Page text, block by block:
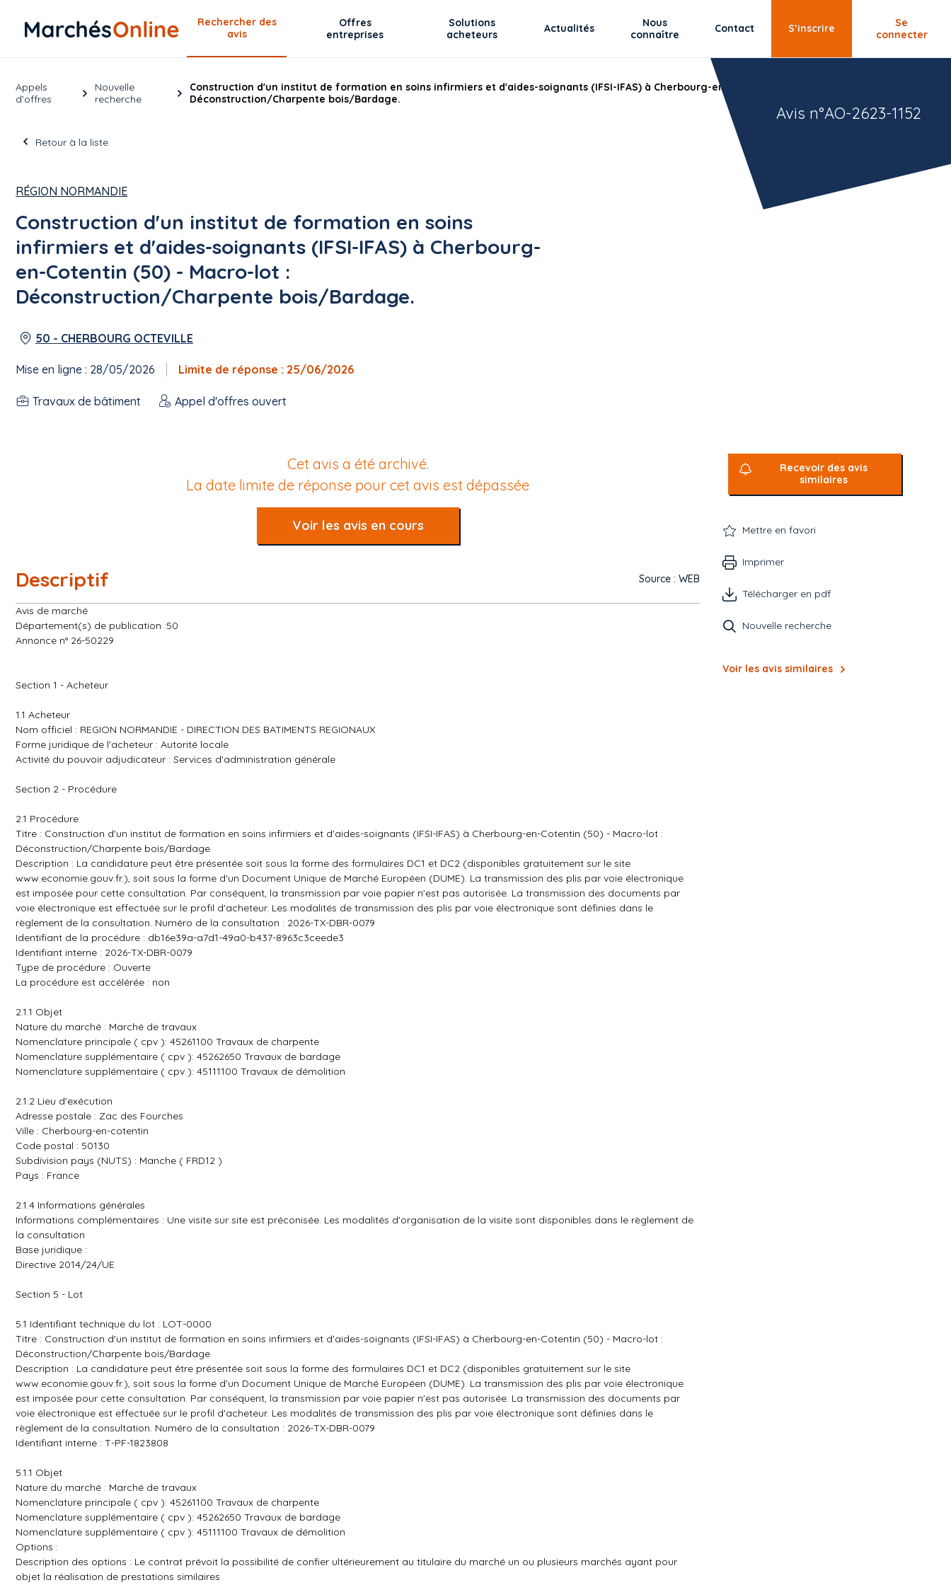
Rechercher des
avis
Offres
entreprises
Solutions
acheteurs
Actualités
Nous
connaître
Contact S’inscrire
Se
connecter
Appels
d’offres
Nouvelle
recherche
Construction d'un institut de formation en soins infirmiers et d'aides-soignants (IFSI-IFAS) à Cherbourg-en-Cotentin (50) - Macro-lot :
Déconstruction/Charpente bois/Bardage.
Retour à la liste
RÉGION NORMANDIE
Construction d'un institut de formation en soins
infirmiers et d'aides-soignants (IFSI-IFAS) à Cherbourg-
en-Cotentin (50) - Macro-lot :
Déconstruction/Charpente bois/Bardage.
50 - CHERBOURG OCTEVILLE
Mise en ligne : 28/05/2026 Limite de réponse : 25/06/2026
Travaux de bâtiment Appel d'offres ouvert
Avis n°AO-2623-1152
Cet avis a été archivé.
La date limite de réponse pour cet avis est dépassée
Voir les avis en cours
Descriptif Source : WEB
Avis de marché
Département(s) de publication :50
Annonce n° 26-50229
Section 1 - Acheteur
1.1 Acheteur
Nom officiel : REGION NORMANDIE - DIRECTION DES BATIMENTS REGIONAUX
Forme juridique de l'acheteur : Autorité locale
Activité du pouvoir adjudicateur : Services d'administration générale
Section 2 - Procédure
2.1 Procédure
Titre : Construction d'un institut de formation en soins infirmiers et d'aides-soignants (IFSI-IFAS) à Cherbourg-en-Cotentin (50) - Macro-lot :
Déconstruction/Charpente bois/Bardage
Description : La candidature peut être présentée soit sous la forme des formulaires DC1 et DC2 (disponibles gratuitement sur le site
www.economie.gouv.fr.), soit sous la forme d'un Document Unique de Marché Européen (DUME). La transmission des plis par voie électronique
est imposée pour cette consultation. Par conséquent, la transmission par voie papier n'est pas autorisée. La transmission des documents par
voie électronique est effectuée sur le profil d'acheteur. Les modalités de transmission des plis par voie électronique sont définies dans le
règlement de la consultation. Numéro de la consultation : 2026-TX-DBR-0079
Identifiant de la procédure : db16e39a-a7d1-49a0-b437-8963c3ceede3
Identifiant interne : 2026-TX-DBR-0079
Type de procédure : Ouverte
La procédure est accélérée : non
2.1.1 Objet
Nature du marché : Marché de travaux
Nomenclature principale ( cpv ): 45261100 Travaux de charpente
Nomenclature supplémentaire ( cpv ): 45262650 Travaux de bardage
Nomenclature supplémentaire ( cpv ): 45111100 Travaux de démolition
2.1.2 Lieu d'exécution
Adresse postale : Zac des Fourches
Ville : Cherbourg-en-cotentin
Code postal : 50130
Subdivision pays (NUTS) : Manche ( FRD12 )
Pays : France
2.1.4 Informations générales
Informations complémentaires : Une visite sur site est préconisée. Les modalités d'organisation de la visite sont disponibles dans le règlement de
la consultation
Base juridique :
Directive 2014/24/UE
Section 5 - Lot
5.1 Identifiant technique du lot : LOT-0000
Titre : Construction d'un institut de formation en soins infirmiers et d'aides-soignants (IFSI-IFAS) à Cherbourg-en-Cotentin (50) - Macro-lot :
Déconstruction/Charpente bois/Bardage
Description : La candidature peut être présentée soit sous la forme des formulaires DC1 et DC2 (disponibles gratuitement sur le site
www.economie.gouv.fr.), soit sous la forme d'un Document Unique de Marché Européen (DUME). La transmission des plis par voie électronique
est imposée pour cette consultation. Par conséquent, la transmission par voie papier n'est pas autorisée. La transmission des documents par
voie électronique est effectuée sur le profil d'acheteur. Les modalités de transmission des plis par voie électronique sont définies dans le
règlement de la consultation. Numéro de la consultation : 2026-TX-DBR-0079
Identifiant interne : T-PF-1823808
5.1.1 Objet
Nature du marché : Marché de travaux
Nomenclature principale ( cpv ): 45261100 Travaux de charpente
Nomenclature supplémentaire ( cpv ): 45262650 Travaux de bardage
Nomenclature supplémentaire ( cpv ): 45111100 Travaux de démolition
Options :
Description des options : Le contrat prévoit la possibilité de confier ultérieurement au titulaire du marché un ou plusieurs marchés ayant pour
objet la réalisation de prestations similaires
Recevoir des avis
similaires
Mettre en favori
Imprimer
Télécharger en pdf
Nouvelle recherche
Voir les avis similaires